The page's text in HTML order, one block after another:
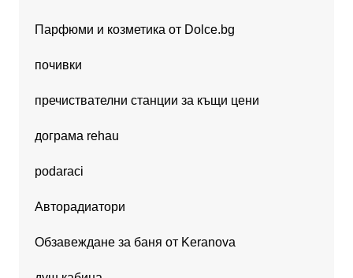
Парфюми и козметика от Dolce.bg
почивки
пречиствателни станции за къщи цени
дограма rehau
podaraci
Авторадиатори
Обзавеждане за баня от Keranova